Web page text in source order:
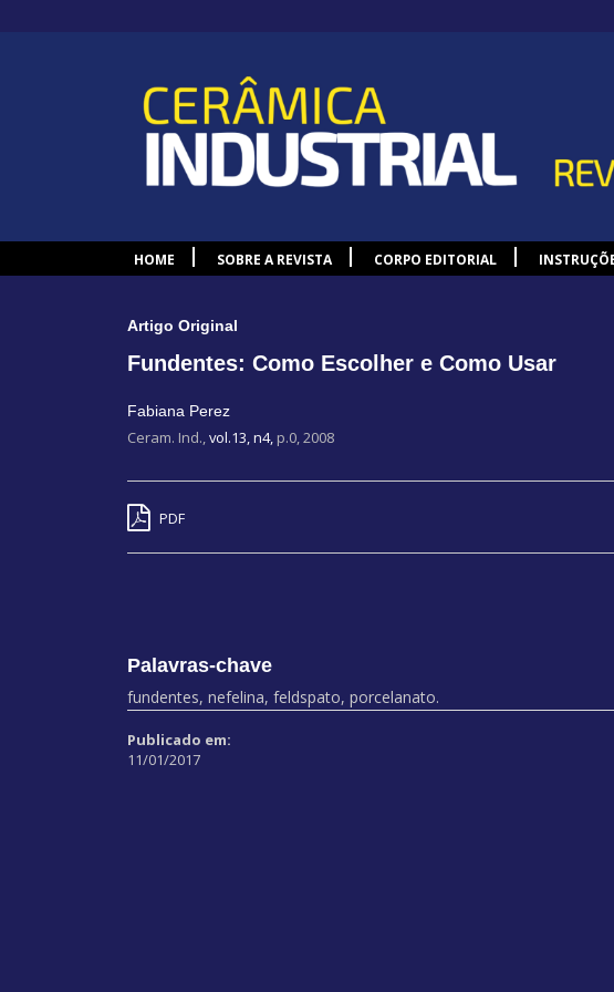
HOME SOBRE A REVISTA CORPO EDITORIAL
Artigo Original
Fundentes: Como Escolher e Como Usar
Fabiana Perez
Ceram. Ind.,vol.13, n4, p.0, 2008
PDF
Palavras-chave
fundentes, nefelina, feldspato, porcelanato.
Publicado em:
11/01/2017